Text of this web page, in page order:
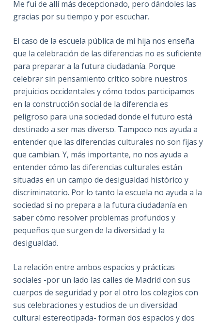
Me fui de allí más decepcionado, pero dándoles las
gracias por su tiempo y por escuchar.
El caso de la escuela pública de mi hija nos enseña
que la celebración de las diferencias no es suficiente
para preparar a la futura ciudadanía. Porque
celebrar sin pensamiento crítico sobre nuestros
prejuicios occidentales y cómo todos participamos
en la construcción social de la diferencia es
peligroso para una sociedad donde el futuro está
destinado a ser mas diverso. Tampoco nos ayuda a
entender que las diferencias culturales no son fijas y
que cambian. Y, más importante, no nos ayuda a
entender cómo las diferencias culturales están
situadas en un campo de desigualdad histórico y
discriminatorio. Por lo tanto la escuela no ayuda a la
sociedad si no prepara a la futura ciudadanía en
saber cómo resolver problemas profundos y
pequeños que surgen de la diversidad y la
desigualdad.
La relación entre ambos espacios y prácticas
sociales -por un lado las calles de Madrid con sus
cuerpos de seguridad y por el otro los colegios con
sus celebraciones y estudios de un diversidad
cultural estereotipada- forman dos espacios y dos